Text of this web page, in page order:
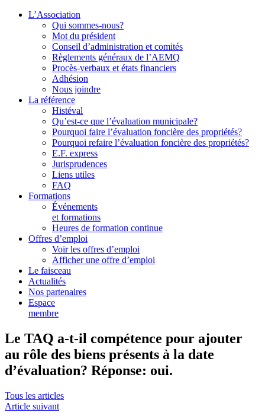
L’Association
Qui sommes-nous?
Mot du président
Conseil d’administration et comités
Règlements généraux de l’AEMQ
Procès-verbaux et états financiers
Adhésion
Nous joindre
La référence
Histéval
Qu’est-ce que l’évaluation municipale?
Pourquoi faire l’évaluation foncière des propriétés?
Pourquoi refaire l’évaluation foncière des propriétés?
E.F. express
Jurisprudences
Liens utiles
FAQ
Formations
Événements
et formations
Heures de formation continue
Offres d’emploi
Voir les offres d’emploi
Afficher une offre d’emploi
Le faisceau
Actualités
Nos partenaires
Espace
membre
Le TAQ a-t-il compétence pour ajouter
au rôle des biens présents à la date
d’évaluation? Réponse: oui.
Tous les articles
Article suivant